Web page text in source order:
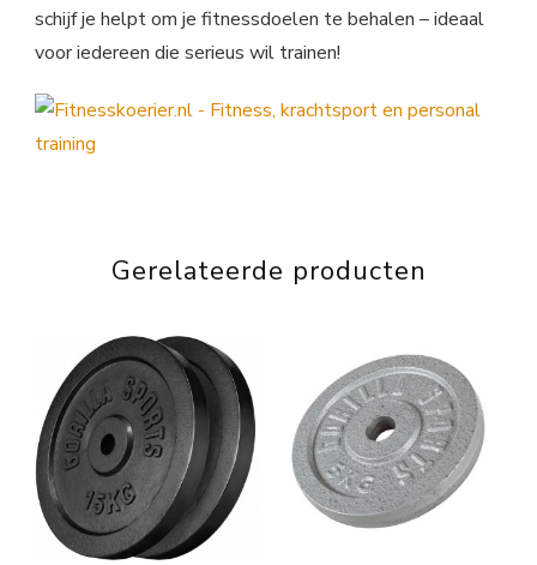
schijf je helpt om je fitnessdoelen te behalen – ideaal
voor iedereen die serieus wil trainen!
Gerelateerde producten